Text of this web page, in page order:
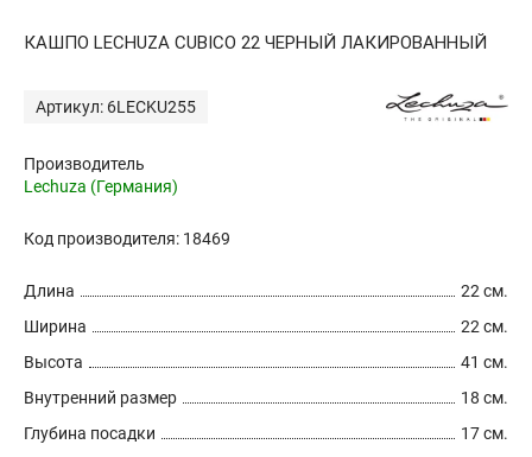
КАШПО LECHUZA CUBICO 22 ЧЕРНЫЙ ЛАКИРОВАННЫЙ
Артикул: 6LECKU255
Производитель
Lechuza (Германия)
Код производителя: 18469
22 см.
Длина
22 см.
Ширина
41 см.
Высота
18 см.
Внутренний размер
17 см.
Глубина посадки